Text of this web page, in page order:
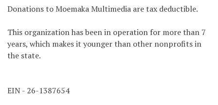
Donations to Moemaka Multimedia are tax deductible.
This organization has been in operation for more than 7
years, which makes it younger than other nonprofits in
the state.
EIN - 26-1387654